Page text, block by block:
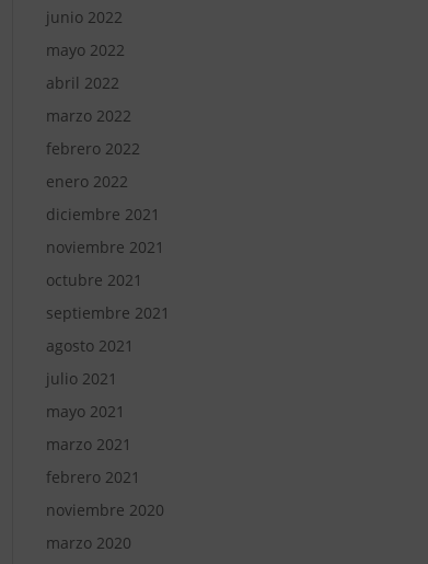
junio 2022
mayo 2022
abril 2022
marzo 2022
febrero 2022
enero 2022
diciembre 2021
noviembre 2021
octubre 2021
septiembre 2021
agosto 2021
julio 2021
mayo 2021
marzo 2021
febrero 2021
noviembre 2020
marzo 2020